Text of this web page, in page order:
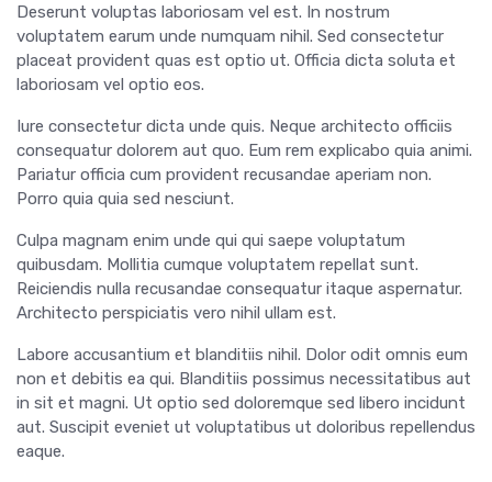
Deserunt voluptas laboriosam vel est. In nostrum
voluptatem earum unde numquam nihil. Sed consectetur
placeat provident quas est optio ut. Officia dicta soluta et
laboriosam vel optio eos.
Iure consectetur dicta unde quis. Neque architecto officiis
consequatur dolorem aut quo. Eum rem explicabo quia animi.
Pariatur officia cum provident recusandae aperiam non.
Porro quia quia sed nesciunt.
Culpa magnam enim unde qui qui saepe voluptatum
quibusdam. Mollitia cumque voluptatem repellat sunt.
Reiciendis nulla recusandae consequatur itaque aspernatur.
Architecto perspiciatis vero nihil ullam est.
Labore accusantium et blanditiis nihil. Dolor odit omnis eum
non et debitis ea qui. Blanditiis possimus necessitatibus aut
in sit et magni. Ut optio sed doloremque sed libero incidunt
aut. Suscipit eveniet ut voluptatibus ut doloribus repellendus
eaque.